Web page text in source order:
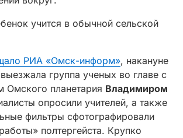
учится в обычной сельской
РИА «Омск-информ», накануне
группа ученых во главе с
Омского планетария Владимиром
опросили учителей, а также
фильтры сфотографировали
полтергейста. Крупко